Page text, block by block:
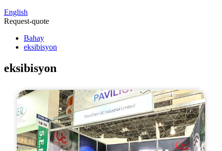
English
Request-quote
Bahay
eksibisyon
eksibisyon